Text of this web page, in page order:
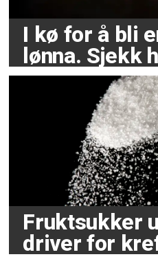
I kø for å bli
lønna. Sjekk
Fruktsukker
driver for